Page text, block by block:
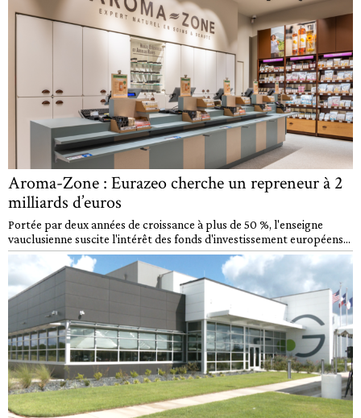
Aroma-Zone : Eurazeo cherche un repreneur à 2
milliards d’euros
Portée par deux années de croissance à plus de 50 %, l'enseigne
vauclusienne suscite l'intérêt des fonds d'investissement européens...